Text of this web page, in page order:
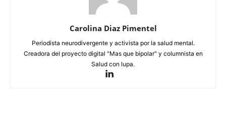
Carolina Diaz Pimentel
Periodista neurodivergente y activista por la salud mental.
Creadora del proyecto digital "Mas que bipolar" y columnista en
Salud con lupa.